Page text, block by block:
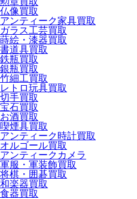
仏像買取
アンティーク家具買取
ガラス工芸買取
蒔絵・漆器買取
書道具買取
鉄瓶買取
銀瓶買取
竹細工買取
レトロ玩具買取
切手買取
宝石買取
お酒買取
喫煙具買取
アンティーク時計買取
オルゴール買取
アンティークカメラ
軍服・軍装飾買取
将棋・囲碁買取
和楽器買取
食器買取